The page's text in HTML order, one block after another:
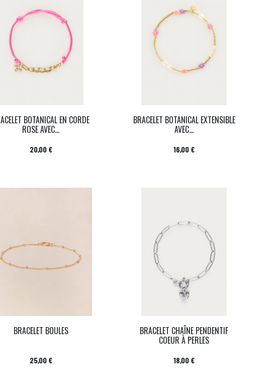
BOTANICAL EN CORDE
ROSE AVEC...
Prix
20,00 €
BRACELET BOTANICAL EXTENSIBLE
AVEC...
Prix
16,00 €
BRACELET BOULES
Prix
25,00 €
BRACELET CHAÎNE PENDENTIF
COEUR À PERLES
Prix
18,00 €